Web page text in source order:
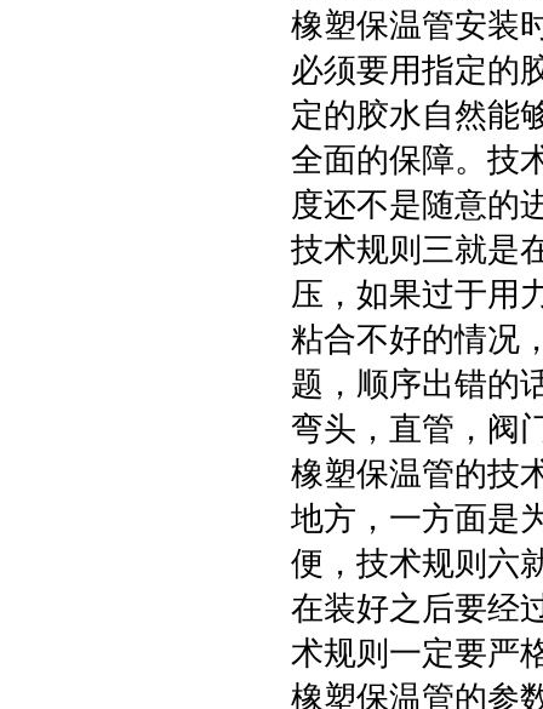
橡塑保温管安装
必须要用指定的
定的胶水自然能
全面的保障。技
度还不是随意的
技术规则三就是
压，如果过于用
粘合不好的情况
题，顺序出错的
弯头，直管，阀
橡塑保温管的技
地方，一方面是
便，技术规则六
在装好之后要经
术规则一定要严
橡塑保温管的参